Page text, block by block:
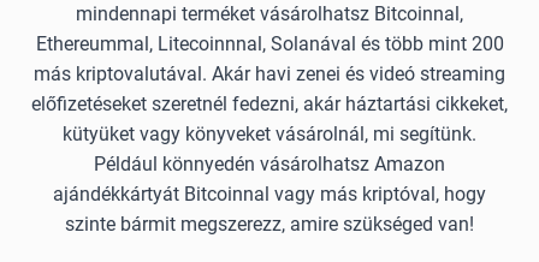
mindennapi terméket vásárolhatsz Bitcoinnal,
Ethereummal, Litecoinnnal, Solanával és több mint 200
más kriptovalutával. Akár havi zenei és videó streaming
előfizetéseket szeretnél fedezni, akár háztartási cikkeket,
kütyüket vagy könyveket vásárolnál, mi segítünk.
Például könnyedén vásárolhatsz Amazon
ajándékkártyát Bitcoinnal vagy más kriptóval, hogy
szinte bármit megszerezz, amire szükséged van!